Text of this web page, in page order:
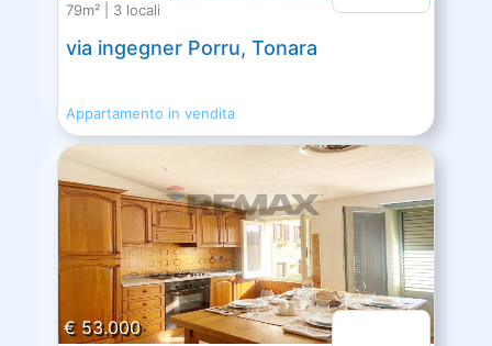
79m² | 3 locali
via ingegner Porru, Tonara
Appartamento in vendita
€ 53.000